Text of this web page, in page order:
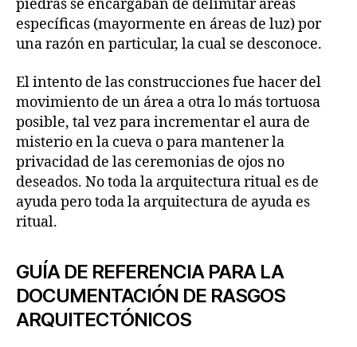
piedras se encargaban de delimitar áreas
específicas (mayormente en áreas de luz) por
una razón en particular, la cual se desconoce.
El intento de las construcciones fue hacer del
movimiento de un área a otra lo más tortuosa
posible, tal vez para incrementar el aura de
misterio en la cueva o para mantener la
privacidad de las ceremonias de ojos no
deseados. No toda la arquitectura ritual es de
ayuda pero toda la arquitectura de ayuda es
ritual.
GUÍA DE REFERENCIA PARA LA
DOCUMENTACIÓN DE RASGOS
ARQUITECTÓNICOS